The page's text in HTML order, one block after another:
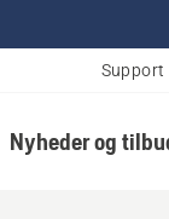
Support
Nyheder og